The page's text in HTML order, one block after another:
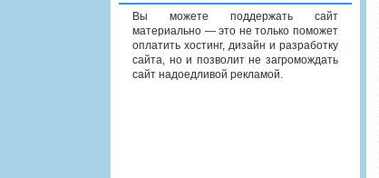
Вы можете поддержать сайт
материально — это не только поможет
оплатить хостинг, дизайн и разработку
сайта, но и позволит не загромождать
сайт надоедливой рекламой.